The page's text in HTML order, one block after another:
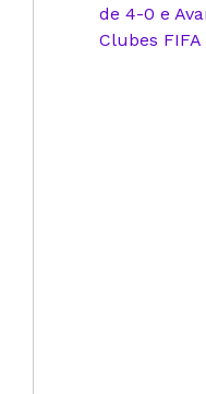
de 4-0 e
Clubes FIFA